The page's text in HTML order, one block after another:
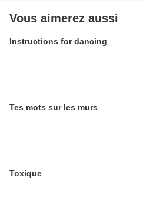
Vous aimerez aussi
Instructions for dancing
Tes mots sur les murs
Toxique